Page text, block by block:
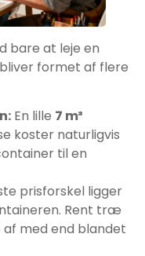
bare at leje en
formet af flere
En lille 7 m³
koster naturligvis
til en
prisforskel ligger
Rent træ
med end blandet